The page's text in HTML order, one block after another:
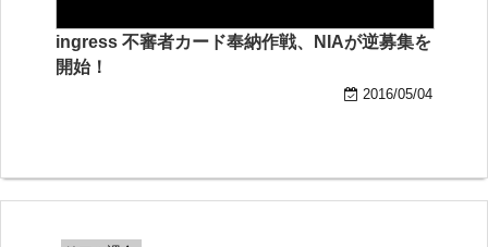
ingress 不審者カード奉納作戦、NIAが逆募集を
開始！
2016/05/04